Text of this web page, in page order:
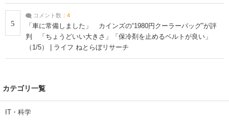
5
コメント数： 4
「車に常備しました」 カインズの“1980円クーラーバッグ”が評
判 「ちょうどいい大きさ」「保冷剤を止めるベルトが良い」
（1/5） | ライフ ねとらぼリサーチ
カテゴリ一覧
IT・科学